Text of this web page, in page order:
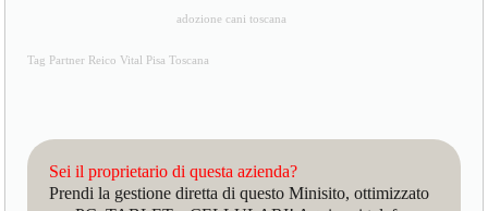
adozione cani toscana
Tag Partner Reico Vital Pisa Toscana
Sei il proprietario di questa azienda?
Prendi la gestione diretta di questo Minisito, ottimizzato